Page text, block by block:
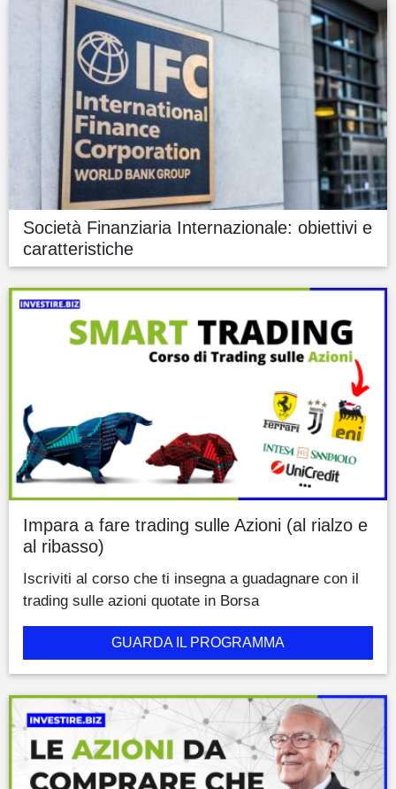
Società Finanziaria Internazionale: obiettivi e
caratteristiche
Impara a fare trading sulle Azioni (al rialzo e
al ribasso)
Iscriviti al corso che ti insegna a guadagnare con il
trading sulle azioni quotate in Borsa
GUARDA IL PROGRAMMA